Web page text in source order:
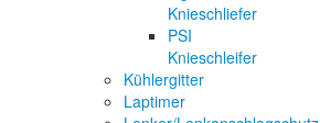
Knieschliefer
PSI
Knieschleifer
Kühlergitter
Laptimer